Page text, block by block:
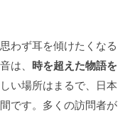
わず耳を傾けたくなる
は、 時を超えた物語を
い場所はまるで、日本
です。多くの訪問者が